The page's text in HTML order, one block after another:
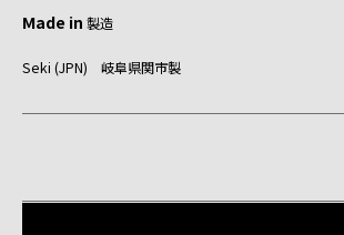
Made in 製造
Seki (JPN) 岐阜県関市製